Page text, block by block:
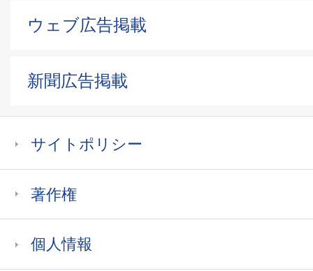
ウェブ広告掲載
新聞広告掲載
サイトポリシー
著作権
個人情報